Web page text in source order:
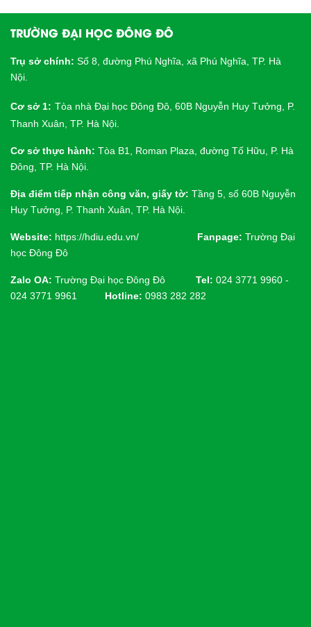
TRƯỜNG ĐẠI HỌC ĐÔNG ĐÔ
Trụ sở chính: Số 8, đường Phú Nghĩa, xã Phú Nghĩa, TP. Hà
Nội.
Cơ sở 1: Tòa nhà Đại học Đông Đô, 60B Nguyễn Huy Tưởng, P.
Thanh Xuân, TP. Hà Nội.
Cơ sở thực hành: Tòa B1, Roman Plaza, đường Tố Hữu, P. Hà
Đông, TP. Hà Nội.
Địa điểm tiếp nhận công văn, giấy tờ: Tầng 5, số 60B Nguyễn
Huy Tưởng, P. Thanh Xuân, TP. Hà Nội.
Website: https://hdiu.edu.vn/ Fanpage: Trường Đại
học Đông Đô
Zalo OA: Trường Đại học Đông Đô Tel: 024 3771 9960 -
024 3771 9961
Hotline: 0983 282 282